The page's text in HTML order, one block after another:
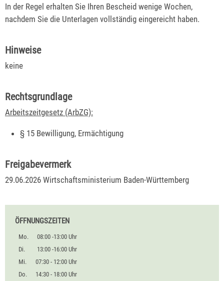
In der Regel erhalten Sie Ihren Bescheid wenige Wochen,
nachdem Sie die Unterlagen vollständig eingereicht haben.
Hinweise
keine
Rechtsgrundlage
Arbeitszeitgesetz (ArbZG):
§ 15 Bewilligung, Ermächtigung
Freigabevermerk
29.06.2026 Wirtschaftsministerium Baden-Württemberg
ÖFFNUNGSZEITEN
Mo.
08:00 -13:00 Uhr
Di.
13:00 -16:00 Uhr
Mi.
07:30 - 12:00 Uhr
Do.
14:30 - 18:00 Uhr